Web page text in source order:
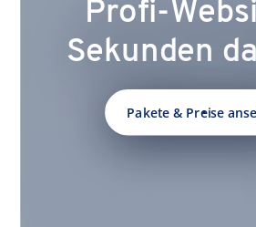
Profi-
Sekunden
Pakete & Preise